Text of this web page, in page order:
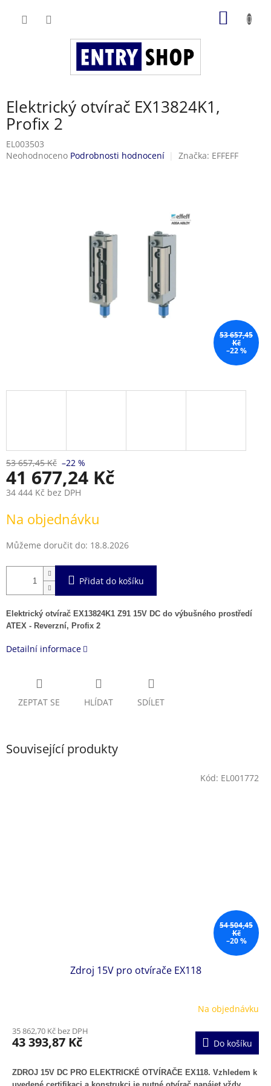
Elektrický otvírač EX13824K1,
Profix 2
EL003503
Průměrné
Neohodnoceno Podrobnosti hodnocení Značka: EFFEFF
53 657,45
Kč
–22 %
53 657,45 Kč –22 %
41 677,24 Kč
34 444 Kč bez DPH
cena:
Na objednávku
Můžeme doručit do: 18.8.2026
Přidat do košíku
Elektrický otvírač EX13824K1 Z91 15V DC do výbušného prostředí
ATEX - Reverzní, Profix 2
Detailní informace
ZEPTAT SE HLÍDAT SDÍLET
Související produkty
54 504,45
Kč
–20 %
Zdroj 15V pro otvírače EX118
Na objednávku
35 862,70 Kč bez DPH
43 393,87 Kč Do košíku
ZDROJ 15V DC PRO ELEKTRICKÉ OTVÍRAČE EX118. Vzhledem k
Kód: EL001772